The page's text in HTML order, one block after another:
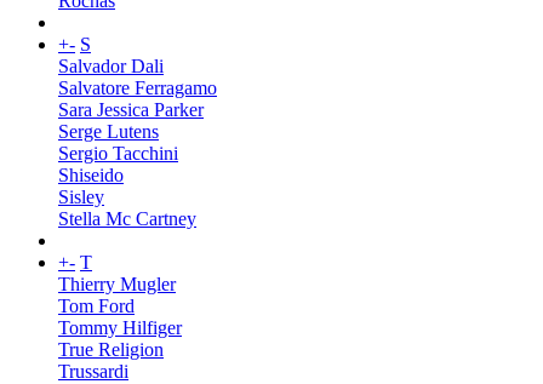
+- S
Salvador Dali
Salvatore Ferragamo
Sara Jessica Parker
Serge Lutens
Sergio Tacchini
Shiseido
Sisley
Stella Mc Cartney
+- T
Thierry Mugler
Tom Ford
Tommy Hilfiger
True Religion
Trussardi